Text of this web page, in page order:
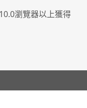
瀏覽器以上獲得